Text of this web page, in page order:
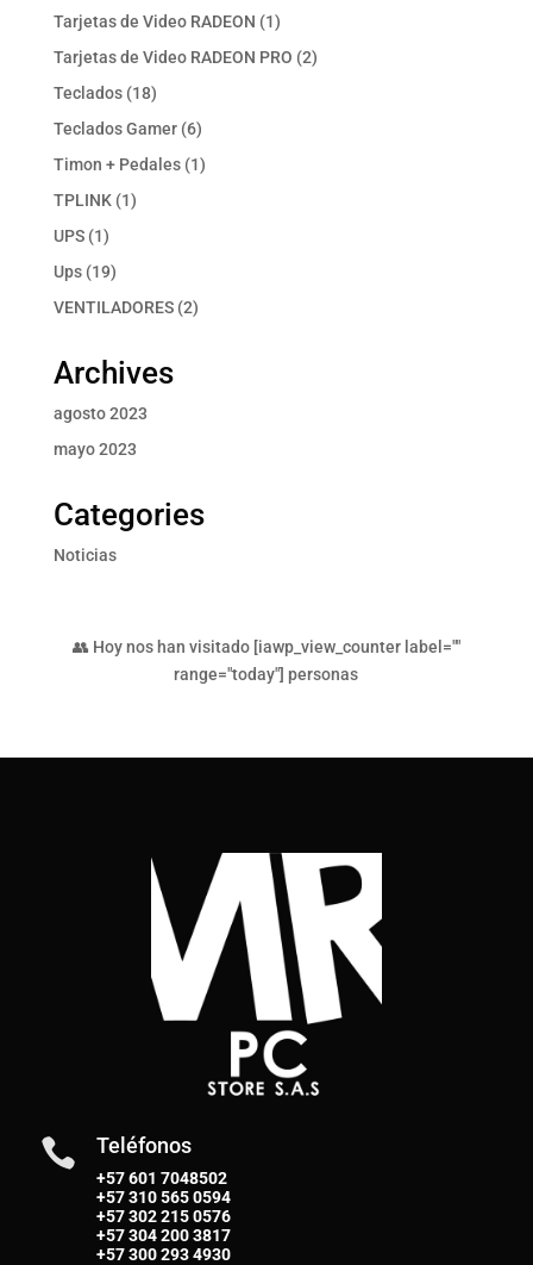
productos
Tarjetas de Video RADEON 11
producto
Tarjetas de Video RADEON PRO 22
Teclados 1818
productos
Teclados Gamer 66
productos
Timon + Pedales 11
TPLINK 11
UPS 11
producto
Ups 1919
productos
VENTILADORES 22
Archives
agosto 2023
mayo 2023
Categories
Noticias
👥 Hoy nos han visitado [iawp_view_counter label=""
range="today"] personas
 Teléfonos
+57 601 7048502
+57310 565 0594
+57302 215 0576
+57304 200 3817
+57300 293 4930